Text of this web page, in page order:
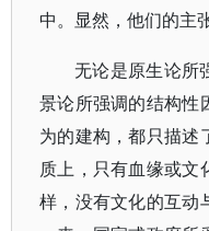
中。显然，他们的主
无论是原生论所
景论所强调的结构性
为的建构，都只描述
质上，只有血缘或文
样，没有文化的互动